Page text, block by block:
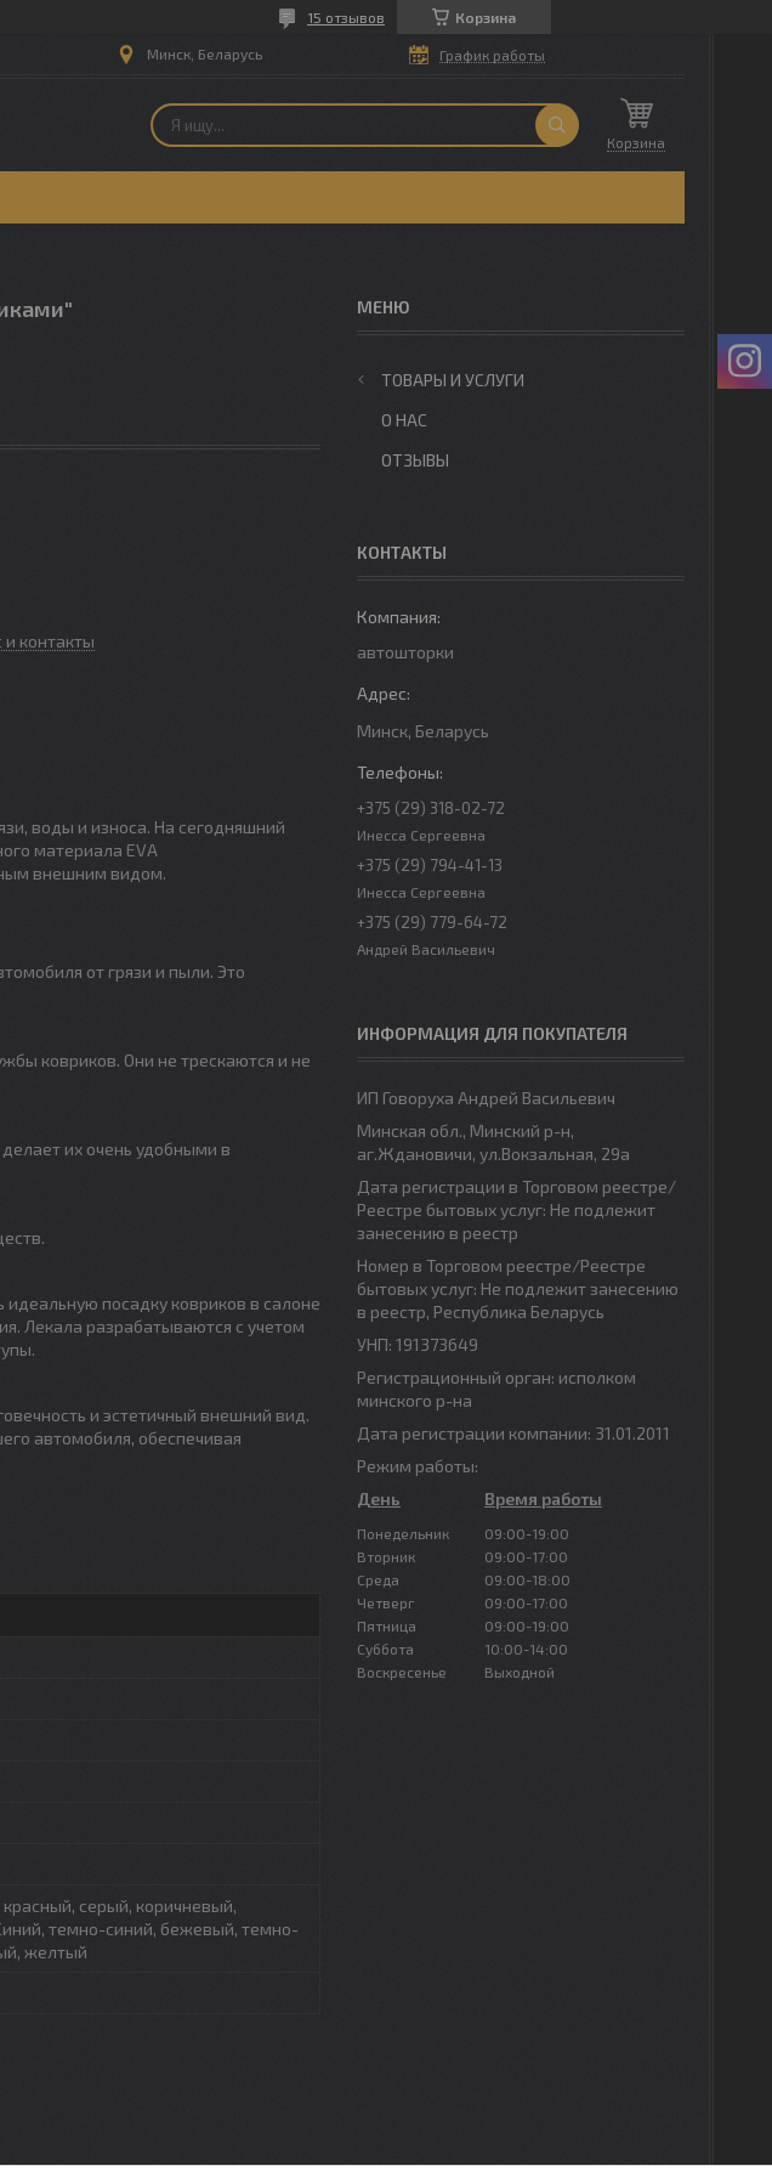
Корзина
15 отзывов
Минск, Беларусь График работы
Корзина
и контакты
воды и износа. На сегодняшний
материала EVA
внешним видом.
от грязи и пыли. Это
ковриков. Они не трескаются и не
их очень удобными в
идеальную посадку ковриков в салоне
Лекала разрабатываются с учетом
и эстетичный внешний вид.
автомобиля, обеспечивая
серый, коричневый,
темно-синий, бежевый, темно-
желтый
ТОВАРЫ И УСЛУГИ
О НАС
ОТЗЫВЫ
КОНТАКТЫ
автошторки
Минск, Беларусь
+375 (29) 318-02-72
Инесса Сергеевна
+375 (29) 794-41-13
Инесса Сергеевна
+375 (29) 779-64-72
Андрей Васильевич
ИНФОРМАЦИЯ ДЛЯ ПОКУПАТЕЛЯ
ИП Говоруха Андрей Васильевич
Минская обл., Минский р-н,
аг.Ждановичи, ул.Вокзальная, 29а
Дата регистрации в Торговом реестре/
Реестре бытовых услуг: Не подлежит
занесению в реестр
Номер в Торговом реестре/Реестре
бытовых услуг: Не подлежит занесению
в реестр, Республика Беларусь
УНП: 191373649
Регистрационный орган: исполком
минского р-на
Дата регистрации компании: 31.01.2011
Режим работы:
День
Время работы
Понедельник
09:00-19:00
Вторник
09:00-17:00
Среда
09:00-18:00
Четверг
09:00-17:00
Пятница
09:00-19:00
Суббота
10:00-14:00
Воскресенье
Выходной